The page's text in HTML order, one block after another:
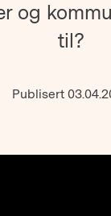
og
til?
Publisert